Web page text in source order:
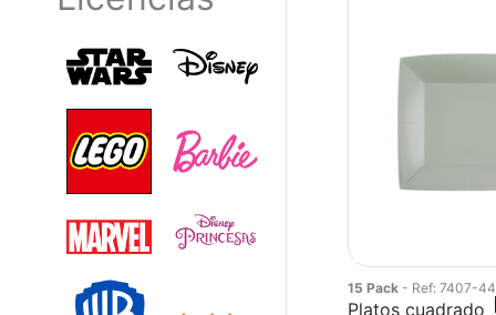
15 Pack - Ref: 7407-44
Platos cuadrado